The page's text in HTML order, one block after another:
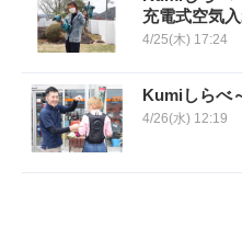
充電式空気
4/25(木) 17:24
Kumiしらべ
4/26(水) 12:19